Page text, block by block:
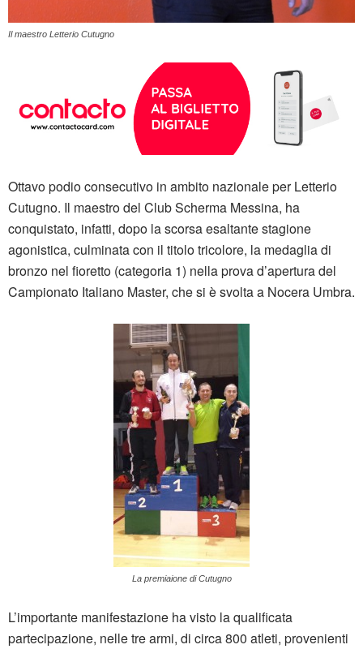
Il maestro Letterio Cutugno
Ottavo podio consecutivo in ambito nazionale per Letterio
Cutugno. Il maestro del Club Scherma Messina, ha
conquistato, infatti, dopo la scorsa esaltante stagione
agonistica, culminata con il titolo tricolore, la medaglia di
bronzo nel fioretto (categoria 1) nella prova d’apertura del
Campionato Italiano Master, che si è svolta a Nocera Umbra.
La premiaione di Cutugno
L’importante manifestazione ha visto la qualificata
partecipazione, nelle tre armi, di circa 800 atleti, provenienti